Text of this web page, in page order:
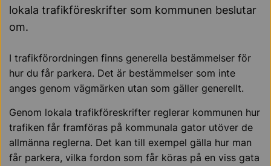
lokala trafikföreskrifter som kommunen beslutar
om.
I trafikförordningen finns generella bestämmelser för
hur du får parkera. Det är bestämmelser som inte
anges genom vägmärken utan som gäller generellt.
Genom lokala trafikföreskrifter reglerar kommunen hur
trafiken får framföras på kommunala gator utöver de
allmänna reglerna. Det kan till exempel gälla hur man
får parkera, vilka fordon som får köras på en viss gata